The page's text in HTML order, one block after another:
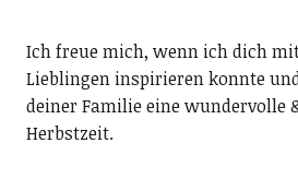
Ich freue mich, wenn ich dich
Lieblingen inspirieren konnte
deiner Familie eine wundervolle
Herbstzeit.